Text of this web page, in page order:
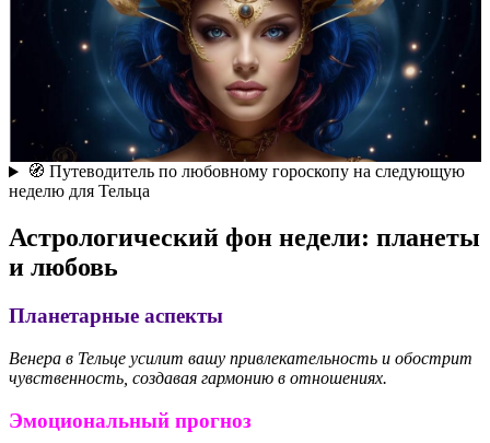
🧭 Путеводитель по любовному гороскопу на следующую
неделю для Тельца
Астрологический фон недели: планеты
и любовь
Планетарные аспекты
Венера в Тельце усилит вашу привлекательность и обострит
чувственность, создавая гармонию в отношениях.
Эмоциональный прогноз